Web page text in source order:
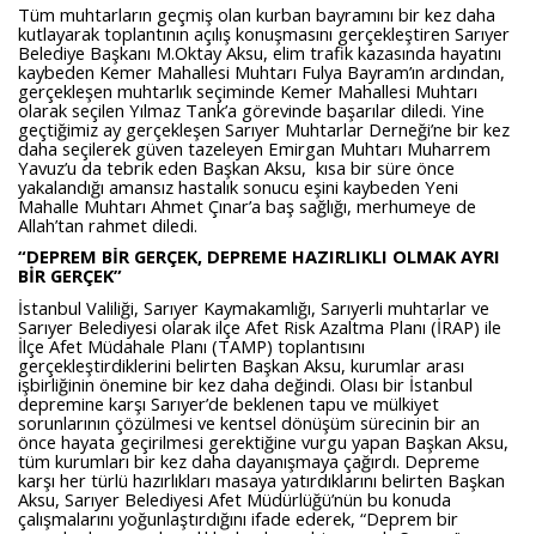
Tüm muhtarların geçmiş olan kurban bayramını bir kez daha
kutlayarak toplantının açılış konuşmasını gerçekleştiren Sarıyer
Belediye Başkanı M.Oktay Aksu, elim trafik kazasında hayatını
kaybeden Kemer Mahallesi Muhtarı Fulya Bayram’ın ardından,
gerçekleşen muhtarlık seçiminde Kemer Mahallesi Muhtarı
olarak seçilen Yılmaz Tank’a görevinde başarılar diledi. Yine
geçtiğimiz ay gerçekleşen Sarıyer Muhtarlar Derneği’ne bir kez
daha seçilerek güven tazeleyen Emirgan Muhtarı Muharrem
Yavuz’u da tebrik eden Başkan Aksu, kısa bir süre önce
yakalandığı amansız hastalık sonucu eşini kaybeden Yeni
Mahalle Muhtarı Ahmet Çınar’a baş sağlığı, merhumeye de
Allah’tan rahmet diledi.
“DEPREM BİR GERÇEK, DEPREME HAZIRLIKLI OLMAK AYRI
BİR GERÇEK”
İstanbul Valiliği, Sarıyer Kaymakamlığı, Sarıyerli muhtarlar ve
Sarıyer Belediyesi olarak ilçe Afet Risk Azaltma Planı (İRAP) ile
İlçe Afet Müdahale Planı (TAMP) toplantısını
gerçekleştirdiklerini belirten Başkan Aksu, kurumlar arası
işbirliğinin önemine bir kez daha değindi. Olası bir İstanbul
depremine karşı Sarıyer’de beklenen tapu ve mülkiyet
sorunlarının çözülmesi ve kentsel dönüşüm sürecinin bir an
önce hayata geçirilmesi gerektiğine vurgu yapan Başkan Aksu,
tüm kurumları bir kez daha dayanışmaya çağırdı. Depreme
karşı her türlü hazırlıkları masaya yatırdıklarını belirten Başkan
Aksu, Sarıyer Belediyesi Afet Müdürlüğü’nün bu konuda
çalışmalarını yoğunlaştırdığını ifade ederek, “Deprem bir